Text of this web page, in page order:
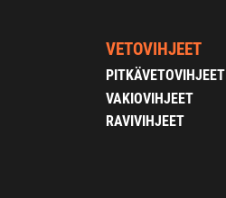
VETOVIHJEET
PITKÄVETOVIHJEET
VAKIOVIHJEET
RAVIVIHJEET